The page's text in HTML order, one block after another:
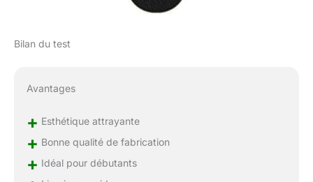
Bilan du test
Avantages
+ Esthétique attrayante
+ Bonne qualité de fabrication
+ Idéal pour débutants